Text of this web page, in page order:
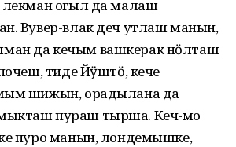
лекман огыл да малаш
Вувер-влак деч утлаш манын,
да кечым вашкерак нӧлташ
тиде Йӱштӧ, кече
шижын, орадылана да
пураш тырша. Кеч-мо
пуро манын, лондемышке,